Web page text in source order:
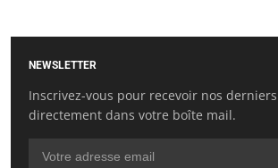
NEWSLETTER
Inscrivez-vous pour recevoir nos
directement dans votre boîte mail.